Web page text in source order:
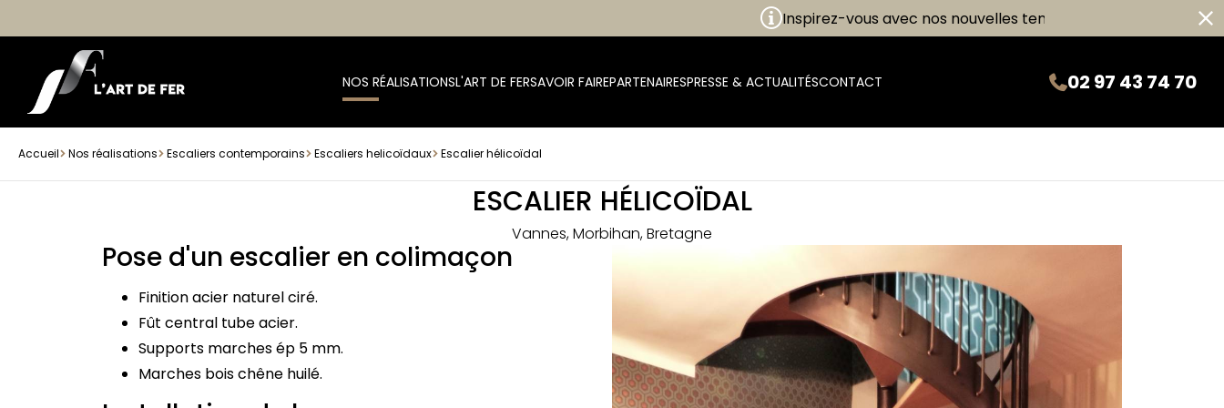
Inspirez-vous avec nos nouvelles tendances d’escalier !
NOS RÉALISATIONSL'ART DE FERSAVOIR FAIREPARTENAIRESPRESSE & ACTUALITÉSCONTACT 02 97 43 74 70
Accueil Nos réalisations Escaliers contemporains Escaliers helicoïdaux Escalier hélicoïdal
ESCALIER HÉLICOÏDAL
Vannes, Morbihan, Bretagne
Pose d'un escalier en colimaçon
Finition acier naturel ciré.
Fût central tube acier.
Supports marches ép 5 mm.
Marches bois chêne huilé.